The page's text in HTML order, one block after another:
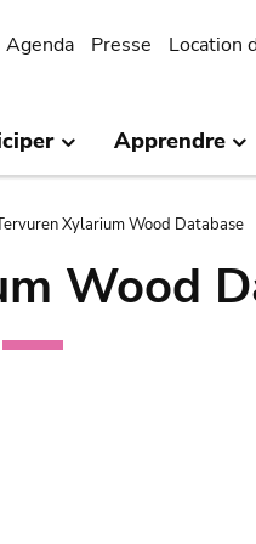
Agenda Presse Location
Apprendre
Xylarium Wood Database
Wood